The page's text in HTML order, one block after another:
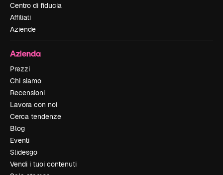
Centro di fiducia
Affiliati
Aziende
Azienda
Prezzi
Chi siamo
Recensioni
Lavora con noi
Cerca tendenze
Blog
Eventi
Slidesgo
Vendi i tuoi contenuti